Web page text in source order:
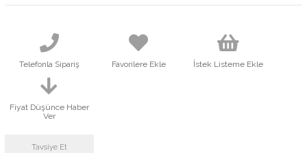
Telefonla Sipariş Favorilere Ekle İstek Listeme Ekle
Fiyat Düşünce Haber
Ver
Tavsiye Et